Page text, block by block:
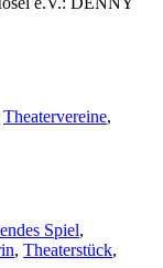
Theatervereine,
Spiel,
, Theaterstück,